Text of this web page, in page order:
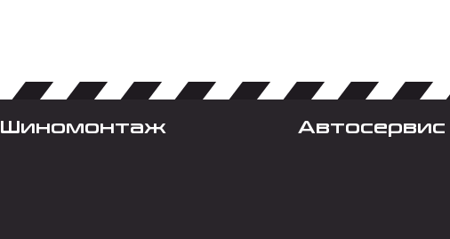
Шиномонтаж Автосервис